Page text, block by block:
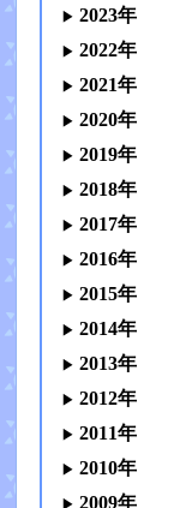
2023年
2022年
2021年
2020年
2019年
2018年
2017年
2016年
2015年
2014年
2013年
2012年
2011年
2010年
2009年